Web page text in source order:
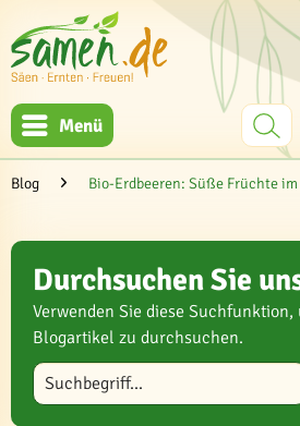
Menü
Blog Bio-Erdbeeren: Süße Früchte
Durchsuchen Sie
Verwenden Sie diese
Blogartikel zu durchsuchen.
Blog durchsuchen